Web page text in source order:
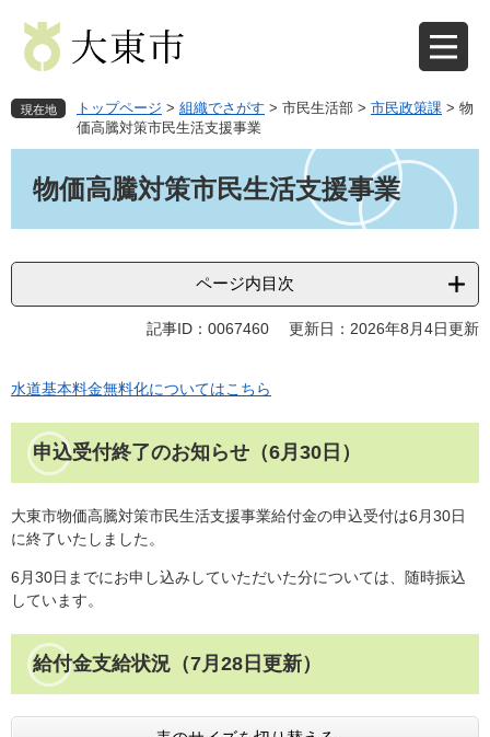
先
で
を
ば
へ
現在地 トップページ > 組織でさがす > 市民生活部 > 市民政策課 > 物
価高騰対策市民生活支援事業
物価高騰対策市民生活支援事業
ページ内目次
記事ID：0067460 更新日：2026年8月4日更新
水道基本料金無料化についてはこちら
申込受付終了のお知らせ（6月30日）
大東市物価高騰対策市民生活支援事業給付金の申込受付は6月30日
に終了いたしました。
6月30日までにお申し込みしていただいた分については、随時振込
しています。
給付金支給状況（7月28日更新）